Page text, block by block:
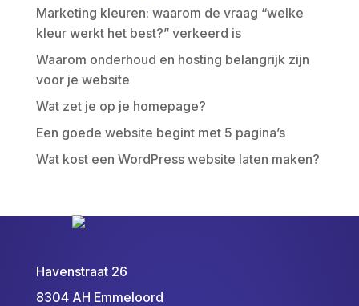
Marketing kleuren: waarom de vraag “welke
kleur werkt het best?” verkeerd is
Waarom onderhoud en hosting belangrijk zijn
voor je website
Wat zet je op je homepage?
Een goede website begint met 5 pagina’s
Wat kost een WordPress website laten maken?
Havenstraat 26
8304 AH Emmeloord